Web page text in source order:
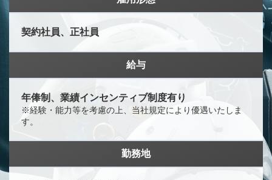
契約社員、正社員
給与
年俸制、業績インセンティブ制度有り
※経験・能力等を考慮の上、当社規定により優遇いたしま
す。
勤務地